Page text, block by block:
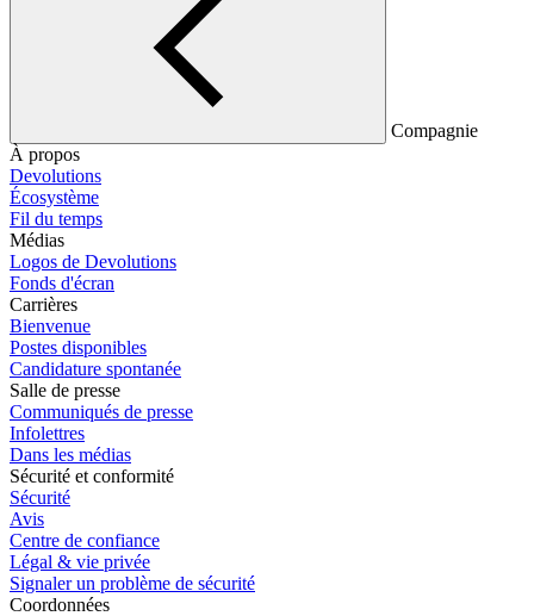
Compagnie
À propos
Devolutions
Écosystème
Fil du temps
Médias
Logos de Devolutions
Fonds d'écran
Carrières
Bienvenue
Postes disponibles
Candidature spontanée
Salle de presse
Communiqués de presse
Infolettres
Dans les médias
Sécurité et conformité
Sécurité
Avis
Centre de confiance
Légal & vie privée
Signaler un problème de sécurité
Coordonnées